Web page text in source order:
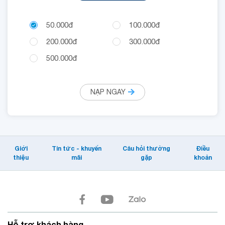
50.000đ
100.000đ
200.000đ
300.000đ
500.000đ
NẠP NGAY
Giới
thiệu
Tin tức - khuyến
mãi
Câu hỏi thường
gặp
Điều
khoản